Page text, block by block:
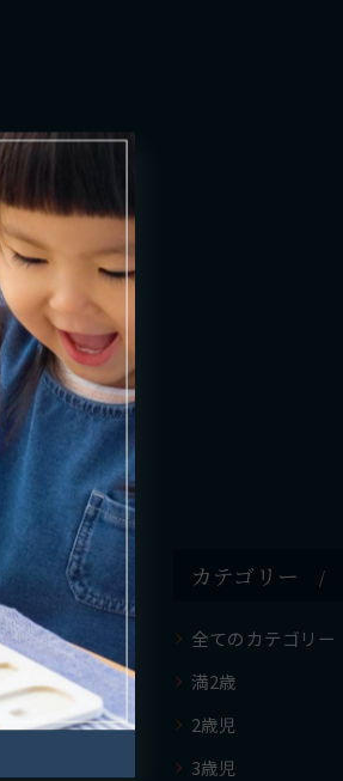
カテゴリー
全てのカテゴリー
満2歳
2歳児
3歳児